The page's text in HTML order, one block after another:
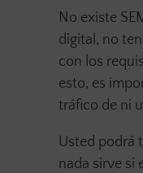
No existe
digital, no
con los
esto, es
tráfico de ni
Usted podrá
nada sirve si